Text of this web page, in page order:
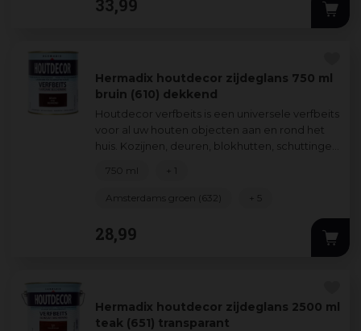
kozijnen, deuren, rabat
33,99
Hermadix houtdecor zijdeglans 750 ml
bruin (610) dekkend
Houtdecor verfbeits is een universele verfbeits
voor al uw houten objecten aan en rond het
huis. Kozijnen, deuren, blokhutten, schuttingen
28,99
750 ml + 1
Amsterdams groen (632) + 5
Hermadix houtdecor zijdeglans 2500 ml
teak (651) transparant